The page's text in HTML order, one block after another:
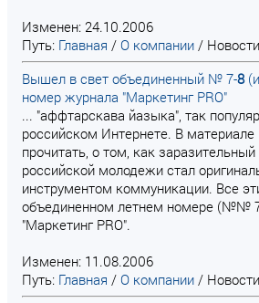
Изменен: 24.10.2006
Путь: Главная / О компании / Новости
Вышел в свет объединенный № 7-8
номер журнала "Маркетинг PRO"
... "аффтарскава йазыка", так
российском Интернете. В
прочитать, о том, как
российской молодежи стал
инструментом коммуникации. Все
объединенном летнем номере (№№
"Маркетинг PRO".
Изменен: 11.08.2006
Путь: Главная / О компании / Новости